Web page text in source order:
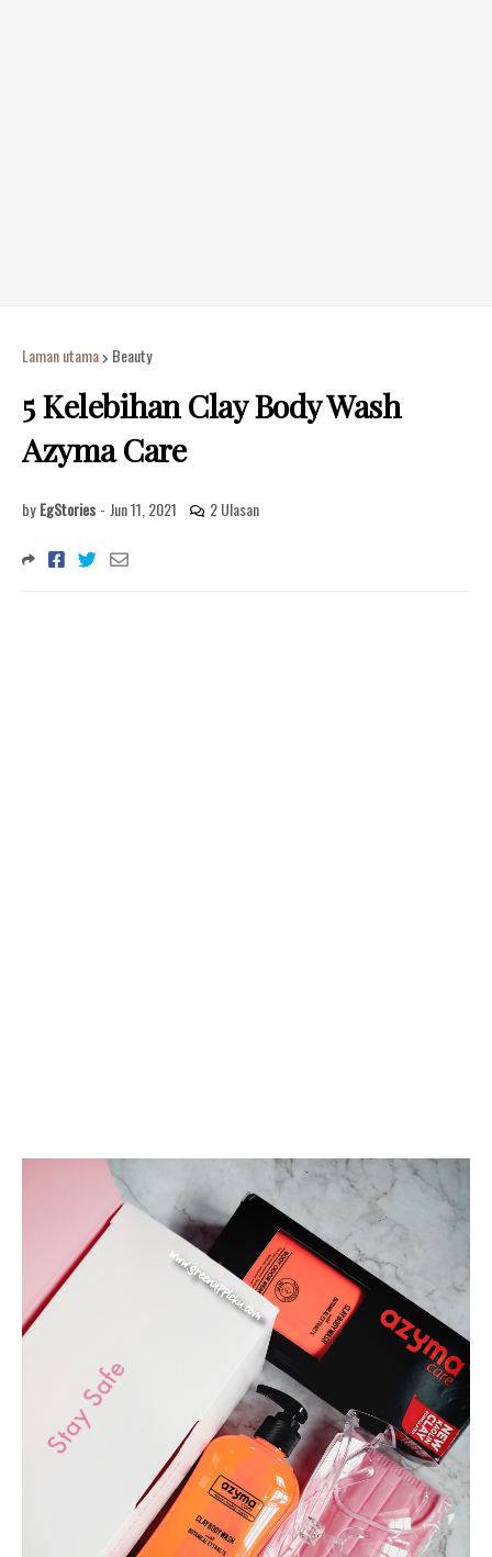
Laman utama Beauty
5 Kelebihan Clay Body Wash
Azyma Care
by EgStories - Jun 11, 2021 2 Ulasan